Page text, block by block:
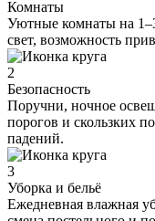
Комнаты
Уютные комнаты на
свет, возможность
2
Безопасность
Поручни, ночное
порогов и скользких
падений.
3
Уборка и бельё
Ежедневная влажная